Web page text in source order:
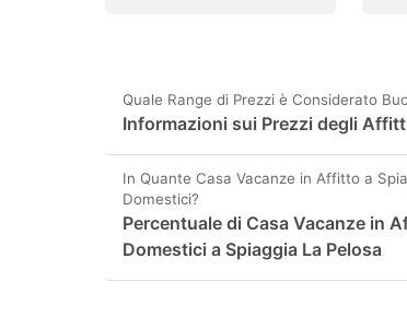
Quale Range di Prezzi è Considerato
Informazioni sui Prezzi degli
In Quante Casa Vacanze in Affitto a
Domestici?
Percentuale di Casa Vacanze in
Domestici a Spiaggia La Pelosa